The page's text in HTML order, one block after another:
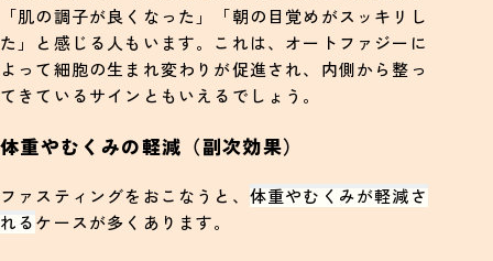
「肌の調子が良くなった」「朝の目覚めがスッキリし
た」と感じる人もいます。これは、オートファジーに
よって細胞の生まれ変わりが促進され、内側から整っ
てきているサインともいえるでしょう。
体重やむくみの軽減（副次効果）
ファスティングをおこなうと、 体重やむくみが軽減さ
れるケースが多くあります。